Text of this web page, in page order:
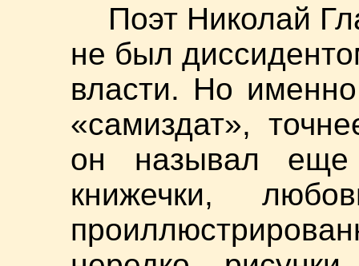
Поэт Николай
не был
власти. Но
«самиздат»,
он называл еще
книжечки,